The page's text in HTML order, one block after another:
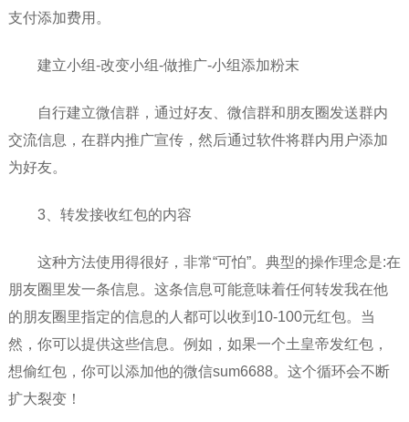
支付添加费用。
建立小组-改变小组-做推广-小组添加粉末
自行建立微信群，通过好友、微信群和朋友圈发送群内
交流信息，在群内推广宣传，然后通过软件将群内用户添加
为好友。
3、转发接收红包的内容
这种方法使用得很好，非常“可怕”。典型的操作理念是:在
朋友圈里发一条信息。这条信息可能意味着任何转发我在他
的朋友圈里指定的信息的人都可以收到10-100元红包。当
然，你可以提供这些信息。例如，如果一个土皇帝发红包，
想偷红包，你可以添加他的微信sum6688。这个循环会不断
扩大裂变！